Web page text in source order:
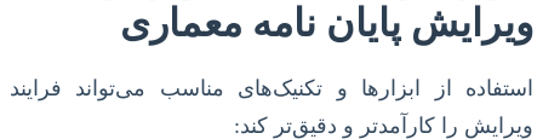
ویرایش پایان نامه معماری
استفاده از ابزارها و تکنیک‌های مناسب می‌تواند فرایند
ویرایش را کارآمدتر و دقیق‌تر کند: